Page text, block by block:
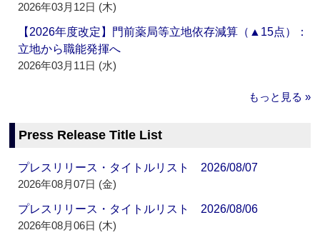
2026年03月12日 (木)
【2026年度改定】門前薬局等立地依存減算（▲15点）：
立地から職能発揮へ
2026年03月11日 (水)
もっと見る »
Press Release Title List
プレスリリース・タイトルリスト 2026/08/07
2026年08月07日 (金)
プレスリリース・タイトルリスト 2026/08/06
2026年08月06日 (木)